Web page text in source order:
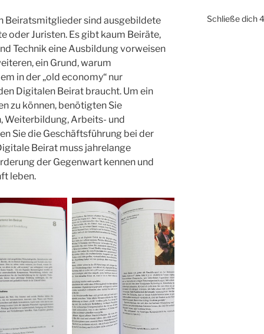
Beiratsmitglieder sind ausgebildete
Juristen. Es gibt kaum Beiräte,
Technik eine Ausbildung vorweisen
ein Grund, warum
in der „old economy“ nur
Digitalen Beirat braucht. Um ein
zu können, benötigten Sie
Weiterbildung, Arbeits- und
Sie die Geschäftsführung bei der
Beirat muss jahrelange
der Gegenwart kennen und
leben.
Schließe dich